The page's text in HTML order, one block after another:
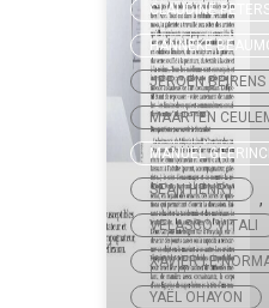
CLAUDINE
HANNEKE
JEROEN BEIRENS
MAARTEN
MANUEL
SEAN HENRY ,
VELASCO VITALI
XAVIER LE
YAËL OHAYON